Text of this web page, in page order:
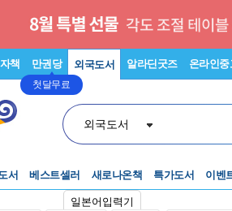
책 만권당
첫달무료
외국도서 알라딘굿즈 온라인중
외국도서
일본어입력기
서 베스트셀러 새로나온책 특가도서 이벤